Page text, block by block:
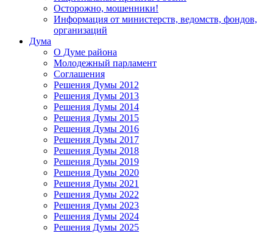
Осторожно, мошенники!
Информация от министерств, ведомств, фондов,
организаций
Дума
О Думе района
Молодежный парламент
Соглашения
Решения Думы 2012
Решения Думы 2013
Решения Думы 2014
Решения Думы 2015
Решения Думы 2016
Решения Думы 2017
Решения Думы 2018
Решения Думы 2019
Решения Думы 2020
Решения Думы 2021
Решения Думы 2022
Решения Думы 2023
Решения Думы 2024
Решения Думы 2025